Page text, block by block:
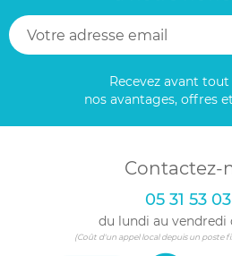
Recevez avant
nos avantages, offres
Contactez-
05 31 53
du lundi au vendredi
(Coût d'un appel local depuis un poste